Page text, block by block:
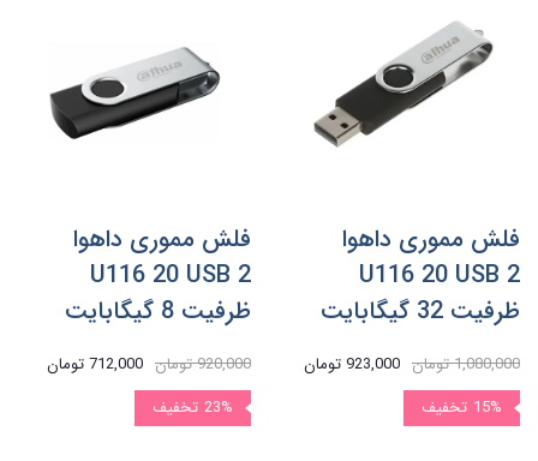
فلش مموری داهوا
U116 20 USB 2
ظرفیت 32 گیگابایت
1,080,000 تومان
923,000 تومان
15% تخفیف
فلش مموری داهوا
U116 20 USB 2
ظرفیت 8 گیگابایت
920,000 تومان
712,000 تومان
23% تخفیف